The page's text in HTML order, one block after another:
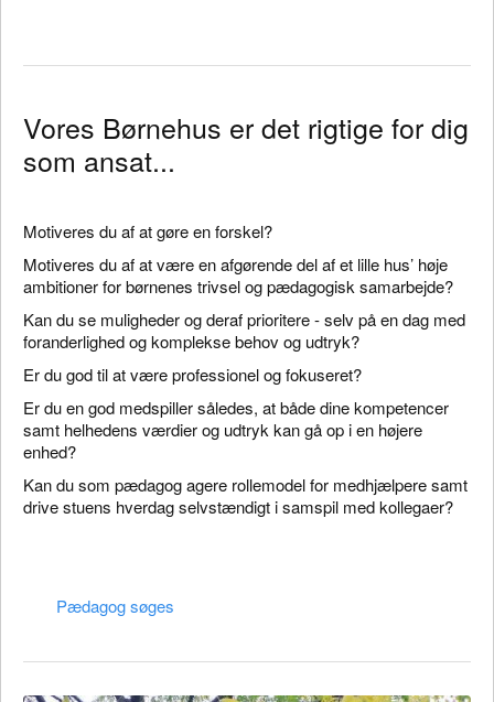
Vores Børnehus er det rigtige for dig
som ansat...
Motiveres du af at gøre en forskel?
Motiveres du af at være en afgørende del af et lille hus’ høje
ambitioner for børnenes trivsel og pædagogisk samarbejde?
Kan du se muligheder og deraf prioritere - selv på en dag med
foranderlighed og komplekse behov og udtryk?
Er du god til at være professionel og fokuseret?
Er du en god medspiller således, at både dine kompetencer
samt helhedens værdier og udtryk kan gå op i en højere
enhed?
Kan du som pædagog agere rollemodel for medhjælpere samt
drive stuens hverdag selvstændigt i samspil med kollegaer?
Pædagog søges